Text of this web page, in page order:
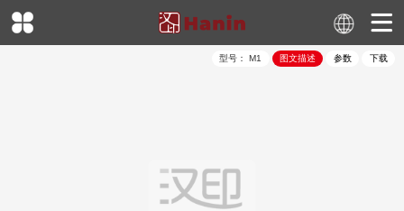
型号： M1 图文描述 参数 下载